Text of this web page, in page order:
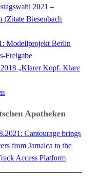
2021 –
(Zitate Biesenbach
Modellprojekt Berlin
Freigabe
„Klarer Kopf. Klare
Apotheken
Cantourage brings
from Jamaica to the
Access Platform